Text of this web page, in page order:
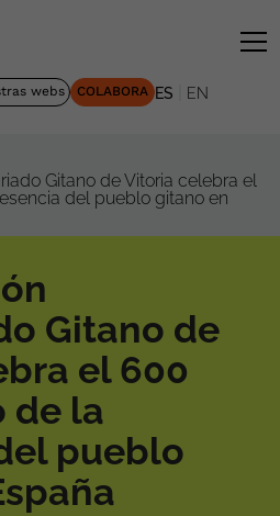
webs COLABORA ES EN
Gitano de Vitoria celebra el
del pueblo gitano en
Gitano de
el 600
de la
pueblo